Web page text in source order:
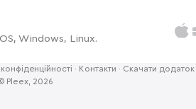
Windows, Linux.
· Контакти · Скачати додаток
Pleex, 2026